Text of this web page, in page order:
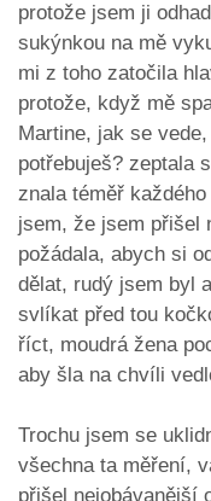
protože jsem ji
sukýnkou na mě
mi z toho zatočila
protože, když mě
Martine, jak se
potřebuješ? zeptala
znala téměř
jsem, že jsem přišel
požádala, abych si
dělat, rudý jsem byl
svlíkat před tou
říct, moudrá žena
aby šla na chvíli
Trochu jsem se
všechna ta měření,
přišel nejobávanější